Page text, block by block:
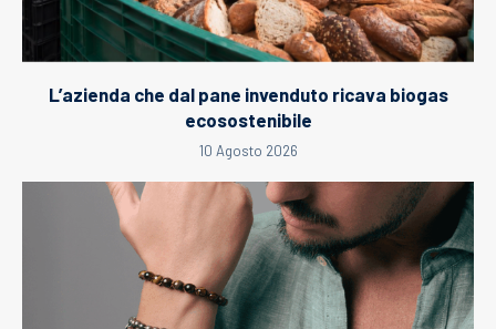
L’azienda che dal pane invenduto ricava biogas
ecosostenibile
10 Agosto 2026